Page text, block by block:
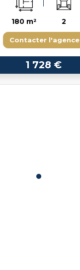
180 m² 2
Contacter l'agence
1 728 €